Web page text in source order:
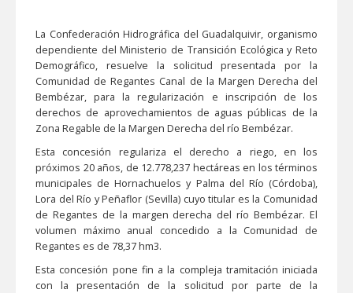
La Confederación Hidrográfica del Guadalquivir, organismo
dependiente del Ministerio de Transición Ecológica y Reto
Demográfico, resuelve la solicitud presentada por la
Comunidad de Regantes Canal de la Margen Derecha del
Bembézar, para la regularización e inscripción de los
derechos de aprovechamientos de aguas públicas de la
Zona Regable de la Margen Derecha del río Bembézar.
Esta concesión regulariza el derecho a riego, en los
próximos 20 años, de 12.778,237 hectáreas en los términos
municipales de Hornachuelos y Palma del Río (Córdoba),
Lora del Río y Peñaflor (Sevilla) cuyo titular es la Comunidad
de Regantes de la margen derecha del río Bembézar. El
volumen máximo anual concedido a la Comunidad de
Regantes es de 78,37 hm3.
Esta concesión pone fin a la compleja tramitación iniciada
con la presentación de la solicitud por parte de la